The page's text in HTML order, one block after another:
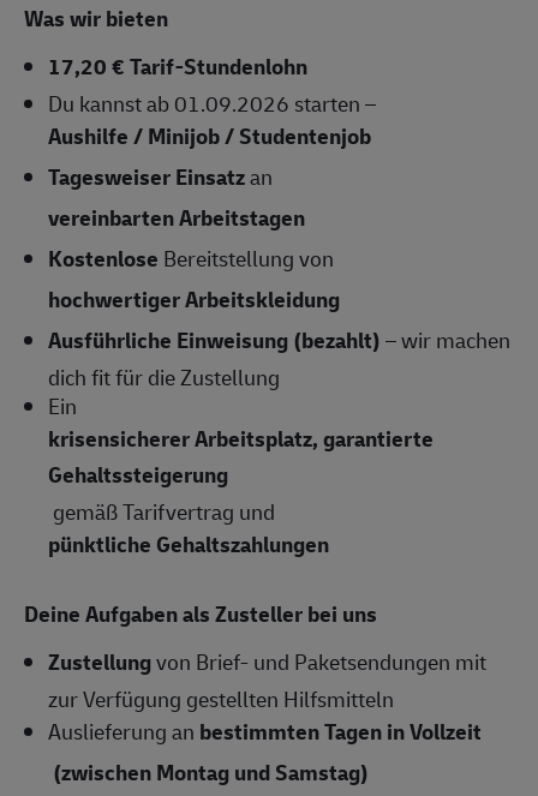
Was wir bieten
17,20 € Tarif-Stundenlohn
Du kannst ab 01.09.2026 starten –
Aushilfe / Minijob / Studentenjob
Tagesweiser Einsatzan
vereinbarten Arbeitstagen
Kostenlose Bereitstellung von
hochwertiger Arbeitskleidung
Ausführliche Einweisung (bezahlt)– wir machen
dich fit für die Zustellung
Ein
krisensicherer Arbeitsplatz, garantierte
Gehaltssteigerung
gemäß Tarifvertrag und
pünktliche Gehaltszahlungen
Deine Aufgaben als Zusteller bei uns
Zustellungvon Brief- und Paketsendungen mit
zur Verfügung gestellten Hilfsmitteln
Auslieferung an bestimmten Tagen in Vollzeit
(zwischen Montag und Samstag)